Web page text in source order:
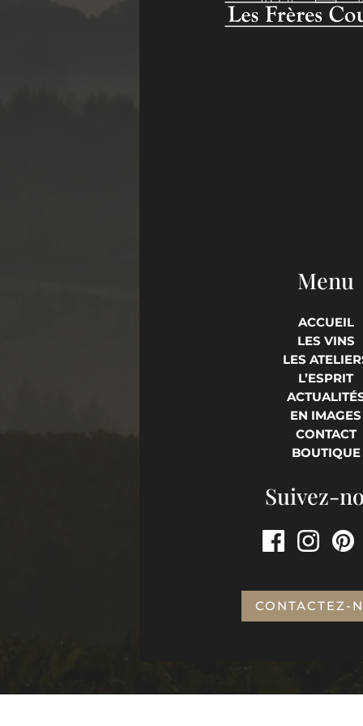
Menu
ACCUEIL
LES VINS
LES
L’ESPRIT
EN IMAGES
CONTACT
BOUTIQUE
Suivez-
CONTACTEZ-